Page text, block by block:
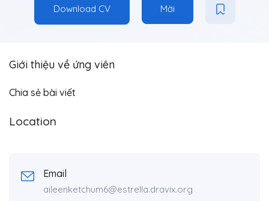
Download CV Mời
Giới thiệu về ứng viên
Chia sẻ bài viết
Location
Email
aileenketchum6@estrella.dravix.org